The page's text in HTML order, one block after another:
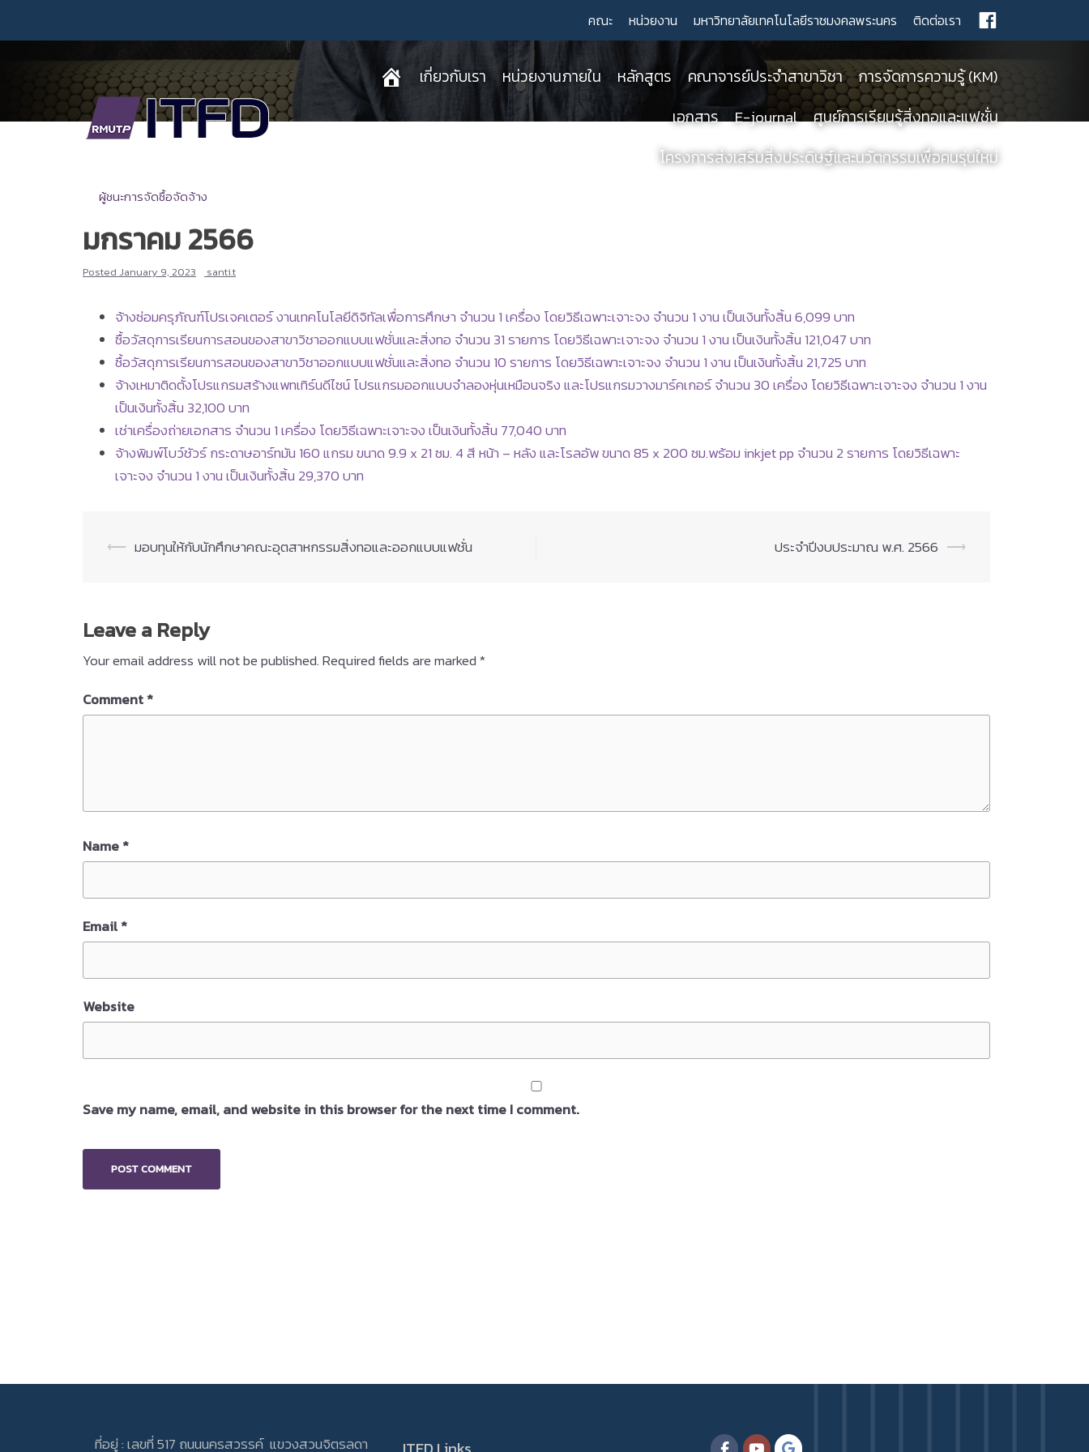
คณะ หน่วยงาน มหาวิทยาลัยเทคโนโลยีราชมงคลพระนคร ติดต่อเรา
เกี่ยวกับเรา หน่วยงานภายใน หลักสูตร คณาจารย์ประจำสาขาวิชา
การจัดการความรู้ (KM)
เอกสาร
E-journal
ศูนย์การเรียนรู้สิ่งทอและแฟชั่น
โครงการส่งเสริมสิ่งประดิษฐ์และนวัตกรรมเพื่อคนรุ่นใหม่
ผู้ชนะการจัดซื้อจัดจ้าง
มกราคม 2566
Posted January 9, 2023 santi.t
จ้างซ่อมครุภัณฑ์โปรเจคเตอร์ งานเทคโนโลยีดิจิทัลเพื่อการศึกษา จำนวน 1 เครื่อง โดยวิธีเฉพาะเจาะจง จำนวน 1 งาน เป็นเงินทั้งสิ้น 6,099 บาท
ซื้อวัสดุการเรียนการสอนของสาขาวิชาออกแบบแฟชั่นและสิ่งทอ จำนวน 31 รายการ โดยวิธีเฉพาะเจาะจง จำนวน 1 งาน เป็นเงินทั้งสิ้น 121,047 บาท
ซื้อวัสดุการเรียนการสอนของสาขาวิชาออกแบบแฟชั่นและสิ่งทอ จำนวน 10 รายการ โดยวิธีเฉพาะเจาะจง จำนวน 1 งาน เป็นเงินทั้งสิ้น 21,725 บาท
จ้างเหมาติดตั้งโปรแกรมสร้างแพทเทิร์นดีไซน์ โปรแกรมออกแบบจำลองหุ่นเหมือนจริง และโปรแกรมวางมาร์คเกอร์ จำนวน 30 เครื่อง โดยวิธีเฉพาะเจาะจง จำนวน 1 งาน
เป็นเงินทั้งสิ้น 32,100 บาท
เช่าเครื่องถ่ายเอกสาร จำนวน 1 เครื่อง โดยวิธีเฉพาะเจาะจง เป็นเงินทั้งสิ้น 77,040 บาท
จ้างพิมพ์โบว์ชัวร์ กระดาษอาร์ทมัน 160 แกรม ขนาด 9.9 x 21 ซม. 4 สี หน้า – หลัง และโรลอัพ ขนาด 85 x 200 ซม.พร้อม inkjet pp จำนวน 2 รายการ โดยวิธีเฉพาะ
เจาะจง จำนวน 1 งาน เป็นเงินทั้งสิ้น 29,370 บาท
Post
⟵ มอบทุนให้กับนักศึกษาคณะอุตสาหกรรมสิ่งทอและออกแบบแฟชั่น ประจำปีงบประมาณ พ.ศ. 2566 ⟶
Leave a Reply
Your email address will not be published.Required fields are marked*
Comment*
Name*
Email*
Website
Save my name, email, and website in this browser for the next time I comment.
ที่อยู่ : เลขที่ 517 ถนนนครสวรรค์ แขวงสวนจิตรลดา